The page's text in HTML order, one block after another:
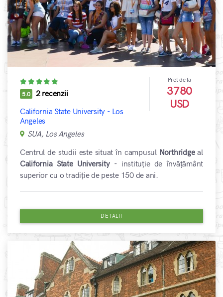
5.0
2 recenzii
California State University - Los
Angeles
SUA, Los Angeles
Pret de la
3780
USD
Centrul de studii este situat în campusul Northridgeal
California State University- instituție de învățământ
superior cu o tradiție de peste 150 de ani.
DETALII